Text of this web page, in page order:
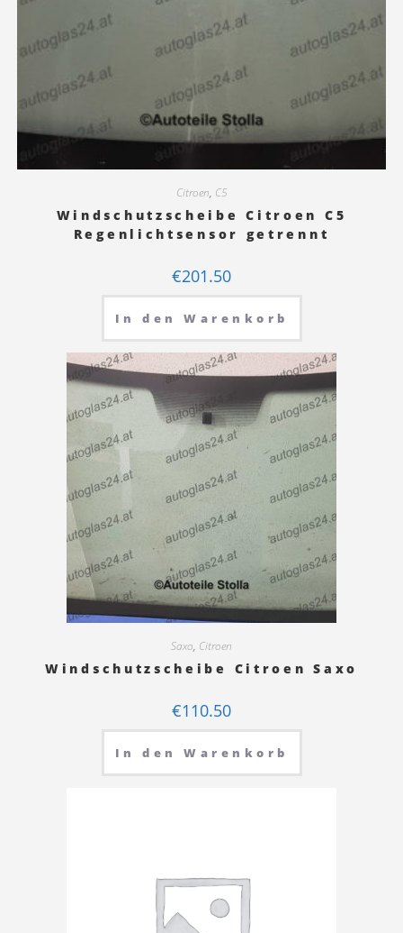
Citroen, C5
Windschutzscheibe Citroen C5
Regenlichtsensor getrennt
€201.50
In den Warenkorb
Saxo, Citroen
Windschutzscheibe Citroen Saxo
€110.50
In den Warenkorb